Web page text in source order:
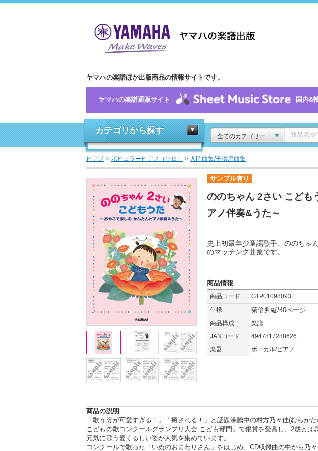
ヤマハの楽譜ほか出版商品の情報サイトです。
ヤマハの楽譜通販サイト 国内&
カテゴリから探す
全てのカテゴリー
ピアノ > ポピュラーピアノ（ソロ） > 入門曲集/子供用曲集
サンプル有り
ののちゃん 2さい こども
アノ伴奏&うた～
史上初最年少童謡歌手、ののちゃ
のマッチング曲集です。
商品情報
商品コード GTP01098093
仕様
菊倍判縦/40ページ
商品構成
楽譜
JANコード
4947817288626
楽器
ボーカル/ピアノ
商品の説明
「歌う姿が可愛すぎる！」「癒される！」と話題沸騰中の村方乃々佳(むらか
こどもの歌コンクールグランプリ大会 こども部門」で銀賞を受賞し、2歳とは
元気に歌う愛くるしい姿が人気を集めています。
コンクールで歌った「いぬのおまわりさん」をはじめ、CD収録曲の中から乃